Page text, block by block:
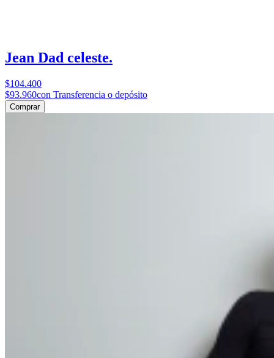
Jean Dad celeste.
$104.400
$93.960con Transferencia o depósito
Comprar